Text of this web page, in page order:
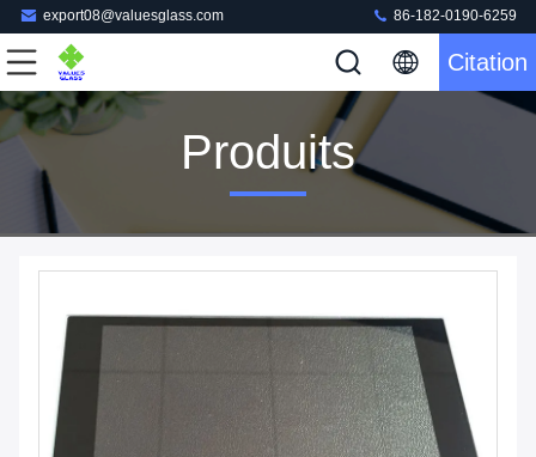
export08@valuesglass.com 86-182-0190-6259
Citation
Produits